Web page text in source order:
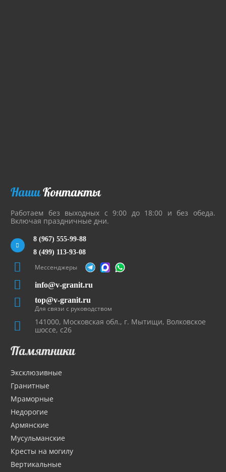
НашиКонтакты
Работаем без выходных с 9:00 до 18:00 и без обеда.
Включая праздничные дни.
8 (967) 555-99-88
8 (499) 113-93-08
Мессенджеры
info@v-granit.ru
top@v-granit.ru
Для связи с руководством
141000, Московская обл., г. Мытищи, Волковское
шоссе, с26
Памятники
Эксклюзивные
Гранитные
Мраморные
Недорогие
Армянские
Мусульманские
Кресты на могилу
Вертикальные